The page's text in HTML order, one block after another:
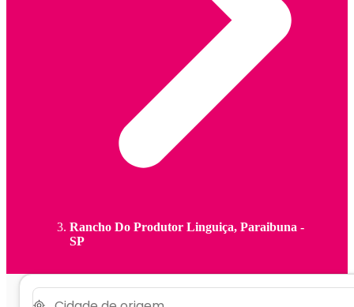
Rancho Do Produtor Linguiça, Paraibuna -
SP